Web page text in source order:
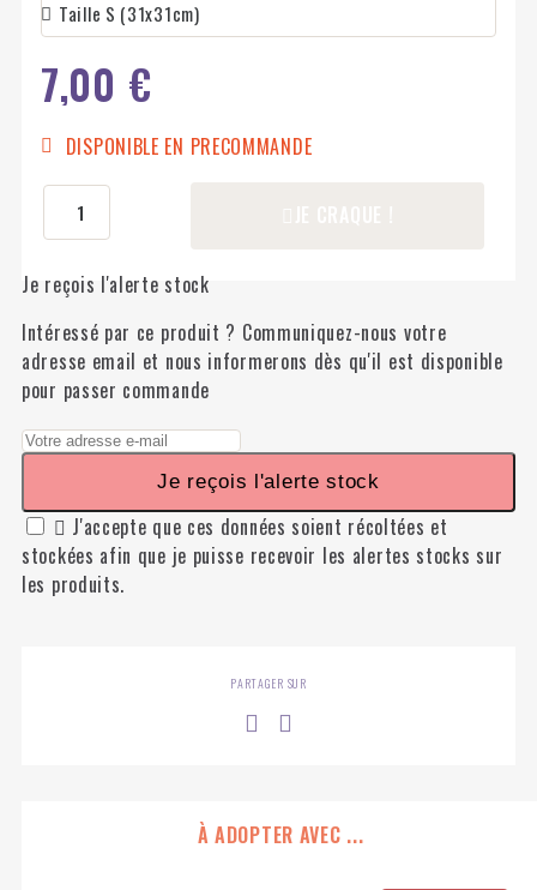
7,00 €
DISPONIBLE EN PRECOMMANDE
Je reçois l'alerte stock
Intéressé par ce produit ? Communiquez-nous votre
adresse email et nous informerons dès qu'il est disponible
pour passer commande
Je reçois l'alerte stock
 J'accepte que ces données soient récoltées et
stockées afin que je puisse recevoir les alertes stocks sur
les produits.
PARTAGER SUR
À ADOPTER AVEC ...